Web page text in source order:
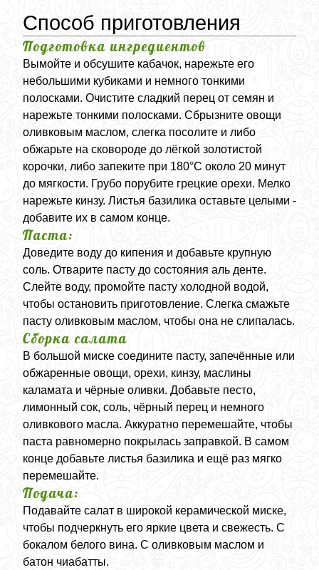
Способ приготовления
Подготовка ингредиентов
Вымойте и обсушите кабачок, нарежьте его
небольшими кубиками и немного тонкими
полосками. Очистите сладкий перец от семян и
нарежьте тонкими полосками. Сбрызните овощи
оливковым маслом, слегка посолите и либо
обжарьте на сковороде до лёгкой золотистой
корочки, либо запеките при 180°C около 20 минут
до мягкости. Грубо порубите грецкие орехи. Мелко
нарежьте кинзу. Листья базилика оставьте целыми -
добавите их в самом конце.
Паста:
Доведите воду до кипения и добавьте крупную
соль. Отварите пасту до состояния аль денте.
Слейте воду, промойте пасту холодной водой,
чтобы остановить приготовление. Слегка смажьте
пасту оливковым маслом, чтобы она не слипалась.
Сборка салата
В большой миске соедините пасту, запечённые или
обжаренные овощи, орехи, кинзу, маслины
каламата и чёрные оливки. Добавьте песто,
лимонный сок, соль, чёрный перец и немного
оливкового масла. Аккуратно перемешайте, чтобы
паста равномерно покрылась заправкой. В самом
конце добавьте листья базилика и ещё раз мягко
перемешайте.
Подача:
Подавайте салат в широкой керамической миске,
чтобы подчеркнуть его яркие цвета и свежесть. С
бокалом белого вина. С оливковым маслом и
батон чиабатты.